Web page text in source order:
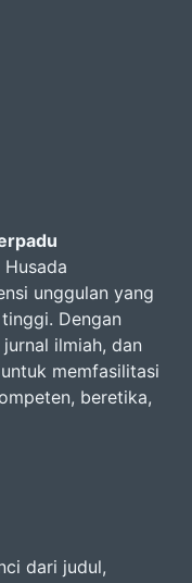
Husada
unggulan yang
Dengan
ilmiah, dan
memfasilitasi
beretika,
dari judul,